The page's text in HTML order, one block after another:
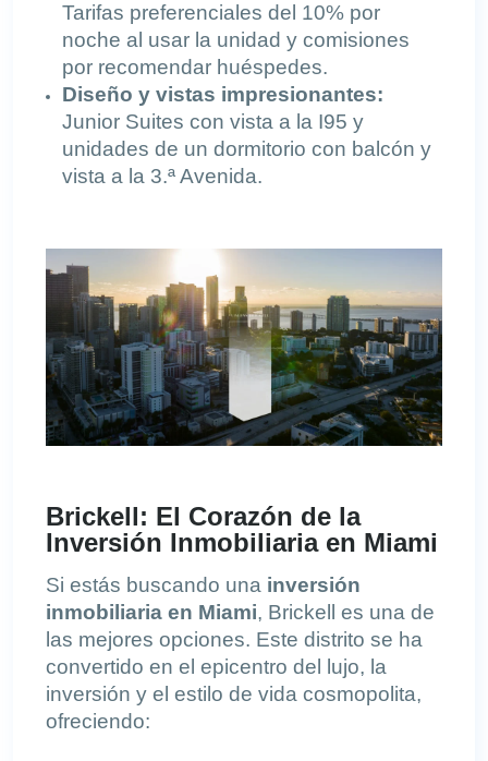
Tarifas preferenciales del 10% por
noche al usar la unidad y comisiones
por recomendar huéspedes.
Diseño y vistas impresionantes:
Junior Suites con vista a la I95 y
unidades de un dormitorio con balcón y
vista a la 3.ª Avenida.
Brickell: El Corazón de la
Inversión Inmobiliaria en Miami
Si estás buscando una inversión
inmobiliaria en Miami, Brickell es una de
las mejores opciones. Este distrito se ha
convertido en el epicentro del lujo, la
inversión y el estilo de vida cosmopolita,
ofreciendo: